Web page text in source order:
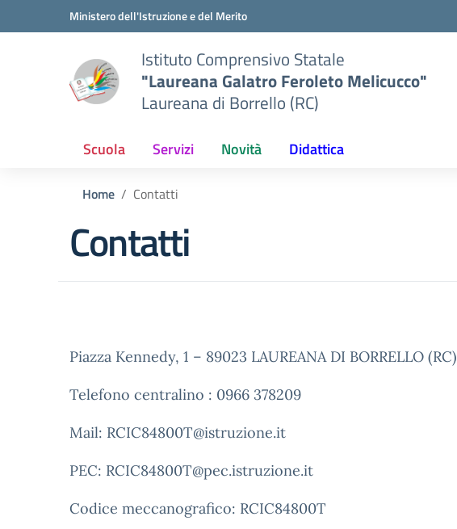
Vai ai contenuti
Vai al menu di navigazioneMinistero dell'Istruzione e del Merito
Istituto Comprensivo Statale
"Laureana Galatro Feroleto Melicucco"
Laureana di Borrello (RC)
Scuola Servizi Novità Didattica
Home Contatti
Contatti
Piazza Kennedy, 1 – 89023 LAUREANA DI BORRELLO (RC)
Telefono centralino : 0966 378209
Mail: RCIC84800T@istruzione.it
PEC: RCIC84800T@pec.istruzione.it
Codice meccanografico: RCIC84800T